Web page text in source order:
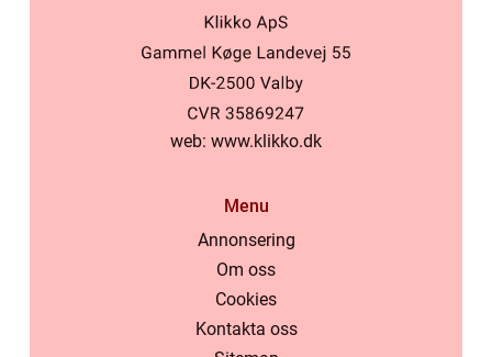
web: www.klikko.dk
Menu
Annonsering
Om oss
Cookies
Kontakta oss